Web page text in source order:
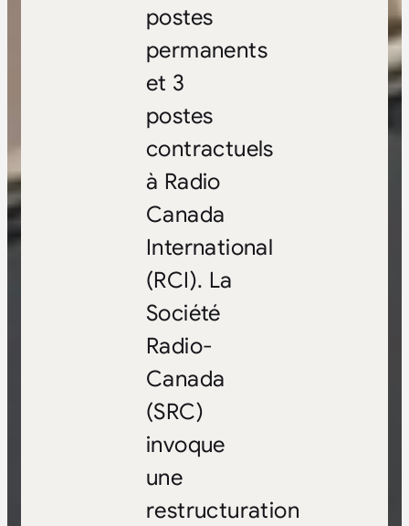
postes
permanents
et 3
postes
contractuels
à Radio
Canada
International
(RCI). La
Société
Radio-
Canada
(SRC)
invoque
une
restructuration